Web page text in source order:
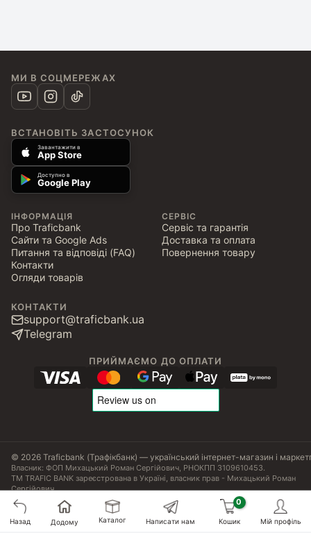
МИ В СОЦМЕРЕЖАХ
ВСТАНОВІТЬ ЗАСТОСУНОК
Завантажити в
App Store
Доступно в
Google Play
ІНФОРМАЦІЯ
Про Traficbank
Сайти та Google Ads
Питання та відповіді (FAQ)
Контакти
Огляди товарів
СЕРВІС
Сервіс та гарантія
Доставка та оплата
Повернення товару
КОНТАКТИ
support@traficbank.ua
Telegram
ПРИЙМАЄМО ДО ОПЛАТИ
© 2026 Traficbank (Трафікбанк) — український інтернет-магазин і
Власник: ФОП Михацький Роман Сергійович, РНОКПП 3109610453.
ТМ TRAFIC BANK зареєстрована в Україні, власник прав - Михацький Роман
Сергійович.
Угода користувача Політика конфіденційності
Публічна оферта
Налаштування CookiesСертифікати, ліцензії та патенти
Назад Додому Каталог Написати нам Кошик Мій профіль